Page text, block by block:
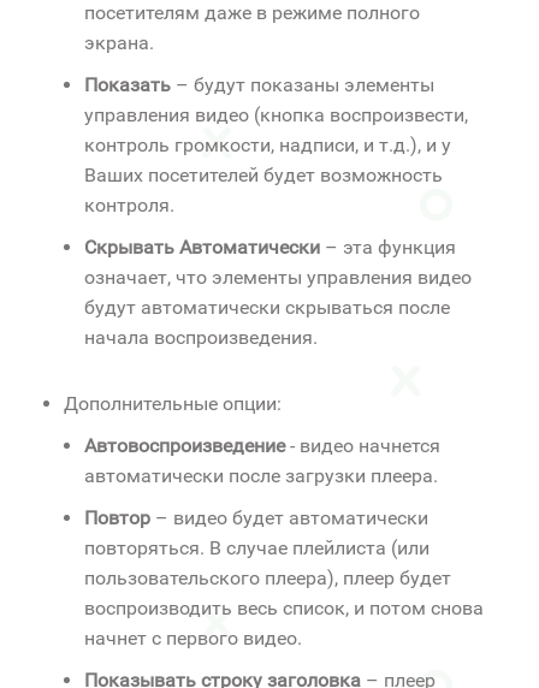
посетителям даже в режиме полного
экрана.
Показать – будут показаны элементы
управления видео (кнопка воспроизвести,
контроль громкости, надписи, и т.д.), и у
Ваших посетителей будет возможность
контроля.
Скрывать Автоматически – эта функция
означает, что элементы управления видео
будут автоматически скрываться после
начала воспроизведения.
Дополнительные опции:
Автовоспроизведение- видео начнется
автоматически после загрузки плеера.
Повтор – видео будет автоматически
повторяться. В случае плейлиста (или
пользовательского плеера), плеер будет
воспроизводить весь список, и потом снова
начнет с первого видео.
Показывать строку заголовка – плеер